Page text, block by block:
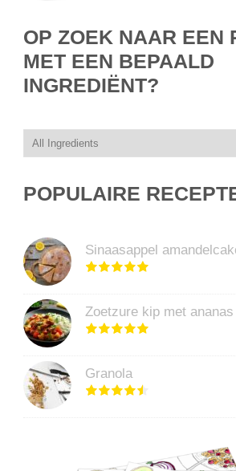
OP ZOEK NAAR EEN
MET EEN BEPAALD
INGREDIËNT?
POPULAIRE
Sinaasappel
Zoetzure kip met ananas
Granola